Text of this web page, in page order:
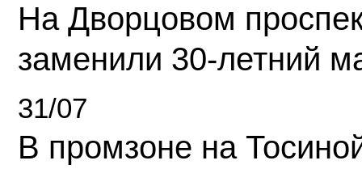
На Дворцовом
заменили 30-летний
31/07
В промзоне на